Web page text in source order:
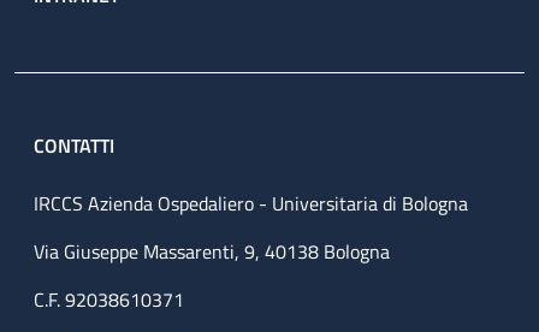
CONTATTI
IRCCS Azienda Ospedaliero - Universitaria di Bologna
Via Giuseppe Massarenti, 9, 40138 Bologna
C.F. 92038610371